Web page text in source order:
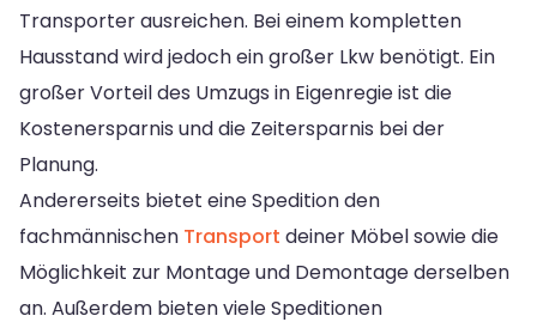
Transporter ausreichen. Bei einem kompletten
Hausstand wird jedoch ein großer Lkw benötigt. Ein
großer Vorteil des Umzugs in Eigenregie ist die
Kostenersparnis und die Zeitersparnis bei der
Planung.
Andererseits bietet eine Spedition den
fachmännischen Transport deiner Möbel sowie die
Möglichkeit zur Montage und Demontage derselben
an. Außerdem bieten viele Speditionen